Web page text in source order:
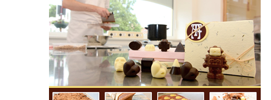
Huberta
Obrázek svatého Jakuba na skále u cesty
východně od Srbské Kamenice
Busta Jana Amose Komenského na domě
čp. 37 v Račicích
Socha ležícího koně v Sadech